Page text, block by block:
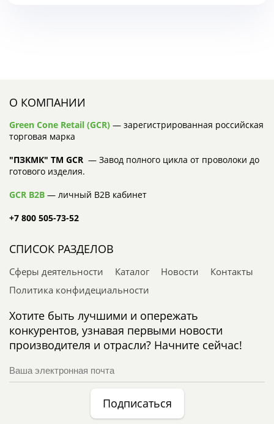
О КОМПАНИИ
Green Cone Retail (GCR) — зарегистрированная российская
торговая марка
"ПЗКМК" TM GCR — Завод полного цикла от проволоки до
готового изделия.
GCR B2B — личный B2B кабинет
+7 800 505-73-52
СПИСОК РАЗДЕЛОВ
Сферы деятельности Каталог Новости
Контакты
Политика конфидециальности
Хотите быть лучшими и опережать
конкурентов, узнавая первыми новости
производителя и отрасли? Начните сейчас!
Подписаться